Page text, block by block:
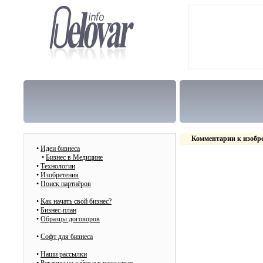
• Идеи бизнеса
• Бизнес в Медицине
• Технологии
• Изобретения
• Поиск партнёров
• Как начать свой бизнес?
• Бизнес-план
• Образцы договоров
• Cофт для бизнеса
• Наши рассылки
Комментарии к